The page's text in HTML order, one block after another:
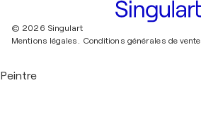
© 2026 Singulart
Mentions légales. Conditions générales de vente
Peintre